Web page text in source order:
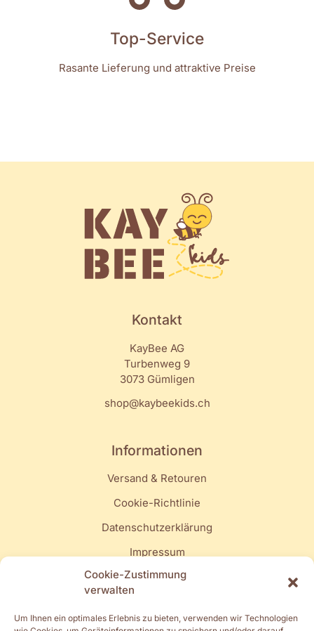
Cookie-Zustimmung
verwalten
Um Ihnen ein optimales Erlebnis zu bieten, verwenden wir Technologien
Top-Service
Rasante Lieferung und attraktive Preise
Kontakt
KayBee AG
Turbenweg 9
3073 Gümligen
shop@kaybeekids.ch
Informationen
Versand & Retouren
Cookie-Richtlinie
Datenschutzerklärung
Impressum
Quick Links
Mein Konto